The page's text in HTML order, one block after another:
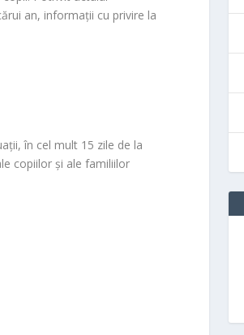
an, informații cu privire la
în cel mult 15 zile de la
copiilor și ale familiilor